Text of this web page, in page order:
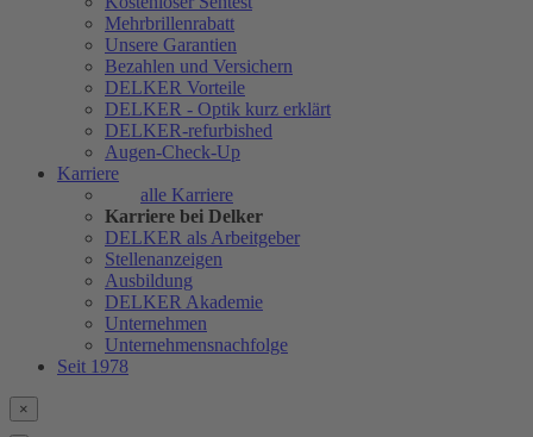
Mehrbrillenrabatt
Unsere Garantien
Bezahlen und Versichern
DELKER Vorteile
DELKER - Optik kurz erklärt
DELKER-refurbished
Augen-Check-Up
Karriere
alle Karriere
Karriere bei Delker
DELKER als Arbeitgeber
Stellenanzeigen
Ausbildung
DELKER Akademie
Unternehmen
Unternehmensnachfolge
Seit 1978
×